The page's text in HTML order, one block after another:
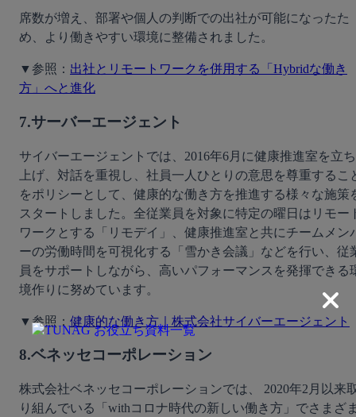
席数が増え、部署や個人の判断での出社が可能になったた
め、より働きやすい環境に整備されました。
▼参照： 出社とリモートワークを併用する「Hybridな働き
方」へと進化
7.サーバーエージェント
サイバーエージェントでは、2016年6月に健康推進室を立ち
上げ、対話を重視し、社員一人ひとりの意思を尊重するこ
をポリシーとして、健康的な働き方を推進する様々な施策
スタートしました。全従業員を対象に特定の曜日はリモー
ワークとする「リモデイ」、健康推進室と共にチームメン
ーの労働時間を可視化する「雪かき会議」などを行い、従
員をサポートしながら、高いパフォーマンスを発揮できる
境作りに努めています。
▼参照： 健康的な働き方｜株式会社サイバーエージェント
8.ベネッセコーポレーション
株式会社ベネッセコーポレーションでは、 2020年2月以来
り組んでいる「withコロナ時代の新しい働き方」でさまざ